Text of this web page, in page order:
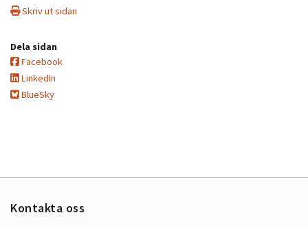
Skriv ut sidan
Dela sidan
Facebook
LinkedIn
BlueSky
Kontakta oss